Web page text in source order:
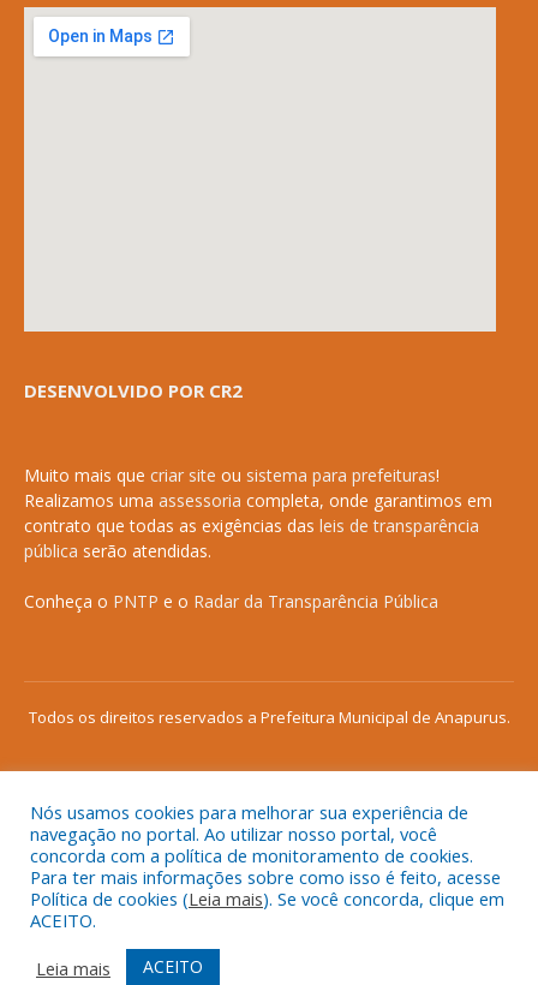
DESENVOLVIDO POR CR2
Muito mais que criar site ou sistema para prefeituras!
Realizamos uma assessoria completa, onde garantimos em
contrato que todas as exigências das leis de transparência
pública serão atendidas.
Conheça o PNTP e o Radar da Transparência Pública
Todos os direitos reservados a Prefeitura Municipal de Anapurus.
Mapa do Site
Acessar Área Administrativa
Acessar o Webmail
Nós usamos cookies para melhorar sua experiência de
navegação no portal. Ao utilizar nosso portal, você
concorda com a política de monitoramento de cookies.
Para ter mais informações sobre como isso é feito, acesse
Política de cookies (Leia mais). Se você concorda, clique em
ACEITO.
Leia mais
ACEITO